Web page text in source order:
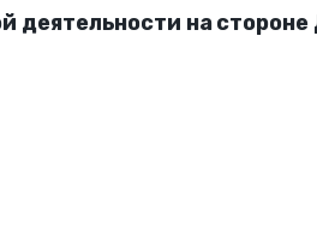
деятельности на